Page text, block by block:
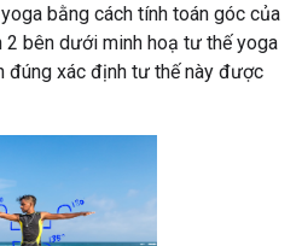
bằng cách tính toán góc của
2 bên dưới minh hoạ tư thế yoga
đúng xác định tư thế này được